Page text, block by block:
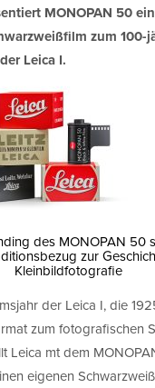
MONOPAN 50
zum 100-
Leica I.
des MONOPAN 50
zur
Kleinbildfotografie
der Leica I, die
zum fotografischen
Leica mt dem
eigenen